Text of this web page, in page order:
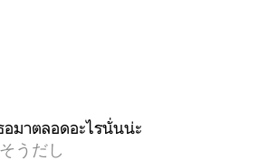
อมาตลอดอะไรนั่นน่ะ
うだし